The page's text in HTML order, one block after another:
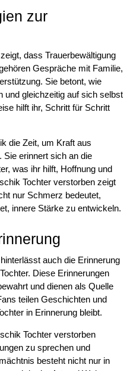
zur
dass Trauerbewältigung
Gespräche mit Familie,
Sie betont, wie
und gleichzeitig auf sich selbst
hilft ihr, Schritt für Schritt
die Zeit, um Kraft aus
Sie erinnert sich an die
was ihr hilft, Hoffnung und
Tochter verstorben zeigt
nur Schmerz bedeutet,
innere Stärke zu entwickeln.
auch die Erinnerung
Diese Erinnerungen
und dienen als Quelle
teilen Geschichten und
in Erinnerung bleibt.
Tochter verstorben
zu sprechen und
besteht nicht nur in